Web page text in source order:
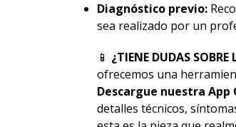
Diagnóstico previo:
sea realizado por un
📱 ¿TIENE DUDAS SOBRE
ofrecemos una
Descargue nuestra App
detalles técnicos,